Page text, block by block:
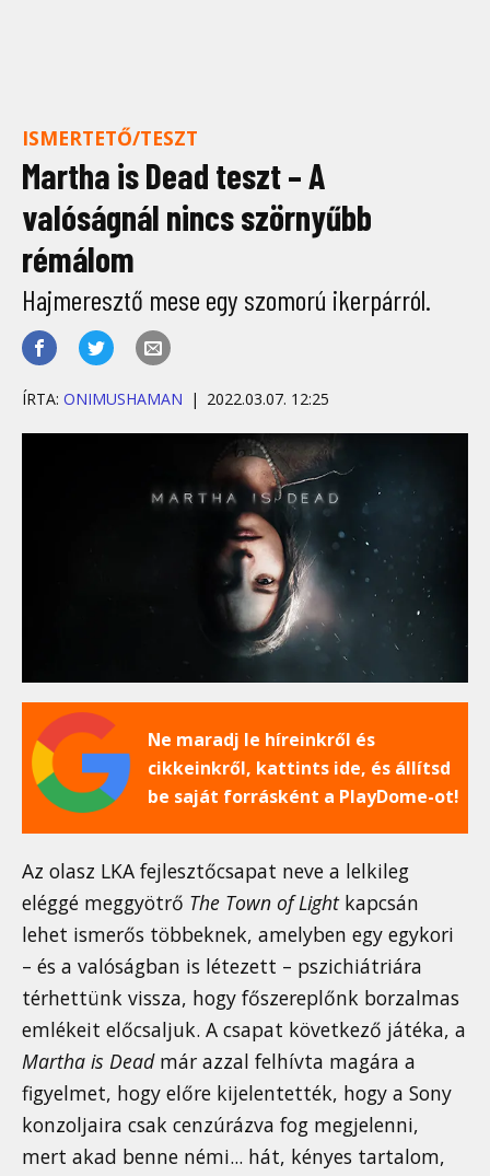
ISMERTETŐ/TESZT
Martha is Dead teszt – A
valóságnál nincs szörnyűbb
rémálom
Hajmeresztő mese egy szomorú ikerpárról.
ÍRTA: ONIMUSHAMAN 2022.03.07. 12:25
Ne maradj le híreinkről és
cikkeinkről, kattints ide, és állítsd
be saját forrásként a PlayDome-ot!
Az olasz LKA fejlesztőcsapat neve a lelkileg
eléggé meggyötrő The Town of Lightkapcsán
lehet ismerős többeknek, amelyben egy egykori
– és a valóságban is létezett – pszichiátriára
térhettünk vissza, hogy főszereplőnk borzalmas
emlékeit előcsaljuk. A csapat következő játéka, a
Martha is Deadmár azzal felhívta magára a
figyelmet, hogy előre kijelentették, hogy a Sony
konzoljaira csak cenzúrázva fog megjelenni,
mert akad benne némi... hát, kényes tartalom,